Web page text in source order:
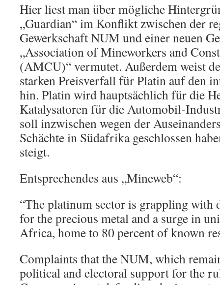
Hier liest man über mögliche
„Guardian“ im Konflikt zwischen der
Gewerkschaft NUM und einer neuen
„Association of Mineworkers and
(AMCU)“ vermutet. Außerdem weist
starken Preisverfall für Platin auf den
hin. Platin wird hauptsächlich für die
Katalysatoren für die Automobil-
soll inzwischen wegen der
Schächte in Südafrika geschlossen
steigt.
Entsprechendes aus „Mineweb“:
“The platinum sector is grappling with
for the precious metal and a surge in
Africa, home to 80 percent of known
Complaints that the NUM, which
political and electoral support for the